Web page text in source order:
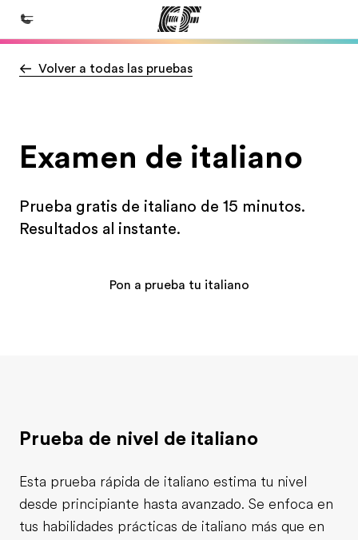
Inicio
Ver todo lo que hacemos
Encuentra una oficina
Volver a todas las pruebas
Examen de italiano
Prueba gratis de italiano de 15 minutos.
Resultados al instante.
Pon a prueba tu italiano
Prueba de nivel de italiano
Esta prueba rápida de italiano estima tu nivel
desde principiante hasta avanzado. Se enfoca en
tus habilidades prácticas de italiano más que en